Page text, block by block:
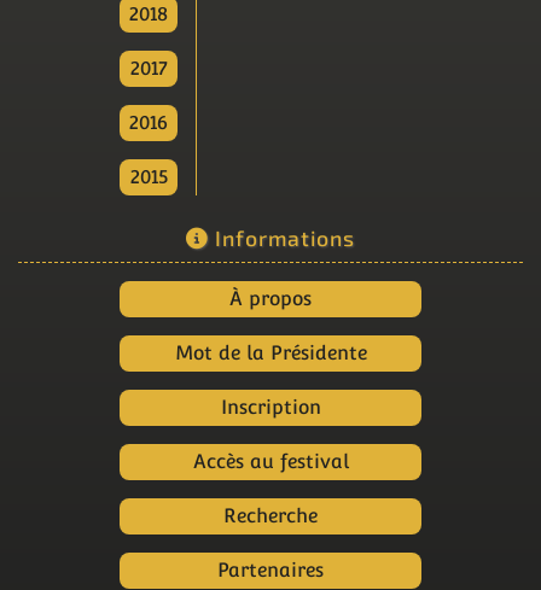
2018
2017
2016
2015
Informations
À propos
Mot de la Présidente
Inscription
Accès au festival
Recherche
Partenaires